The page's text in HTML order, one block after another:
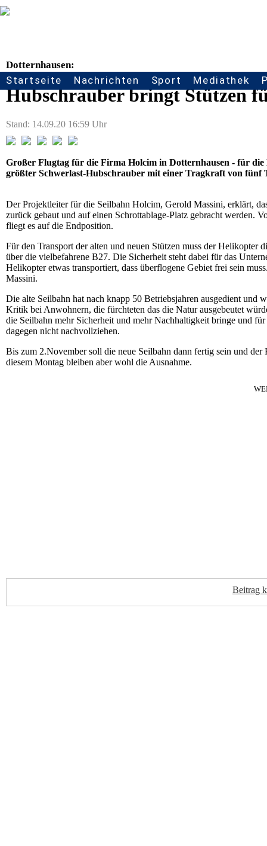
Seitennavigation
Startseite Nachrichten Sport Mediathek
Dotternhausen:
Hubschrauber bringt Stützen
Stand: 14.09.20 16:59 Uhr
Großer Flugtag für die Firma Holcim in Dotternhausen - für
größter Schwerlast-Hubschrauber mit einer Tragkraft von fünf
Der Projektleiter für die Seilbahn Holcim, Gerold Massini, erklärt,
zurück gebaut und auf einen Schrottablage-Platz gebracht werden.
fliegt es auf die Endposition.
Für den Transport der alten und neuen Stützen muss der Helikopter
über die vielbefahrene B27. Die Sicherheit steht dabei für das
Helikopter etwas transportiert, dass überflogene Gebiet frei sein
Massini.
Die alte Seilbahn hat nach knapp 50 Betriebsjahren ausgedient
Kritik bei Anwohnern, die fürchteten das die Natur ausgebeutet
die Seilbahn mehr Sicherheit und mehr Nachhaltigkeit bringe und
dagegen nicht nachvollziehen.
Bis zum 2.November soll die neue Seilbahn dann fertig sein und
diesem Montag bleiben aber wohl die Ausnahme.
Beitrag